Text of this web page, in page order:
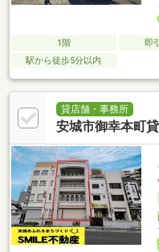
1階 即
駅から徒歩5分以内
貸店舗・事務所
安城市御幸本町